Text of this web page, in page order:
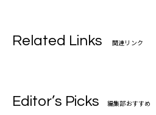
Related Links 関連リンク
Editor’s Picks 編集部おすすめ